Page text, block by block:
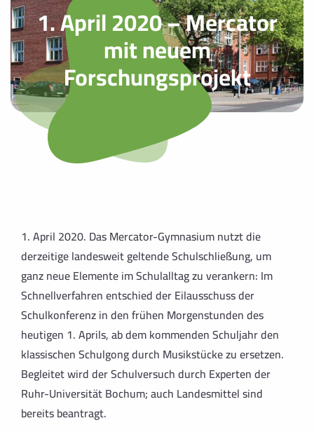
1. April 2020 – Mercator
mit neuem
Forschungsprojekt
1. April 2020. Das Mercator-Gymnasium nutzt die
derzeitige landesweit geltende Schulschließung, um
ganz neue Elemente im Schulalltag zu verankern: Im
Schnellverfahren entschied der Eilausschuss der
Schulkonferenz in den frühen Morgenstunden des
heutigen 1. Aprils, ab dem kommenden Schuljahr den
klassischen Schulgong durch Musikstücke zu ersetzen.
Begleitet wird der Schulversuch durch Experten der
Ruhr-Universität Bochum; auch Landesmittel sind
bereits beantragt.